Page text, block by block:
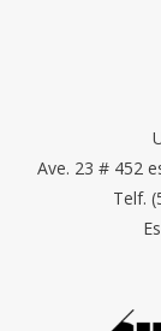
Ave. 23 # 452
Telf.